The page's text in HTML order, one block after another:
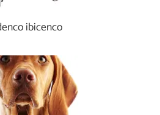
ibicenco